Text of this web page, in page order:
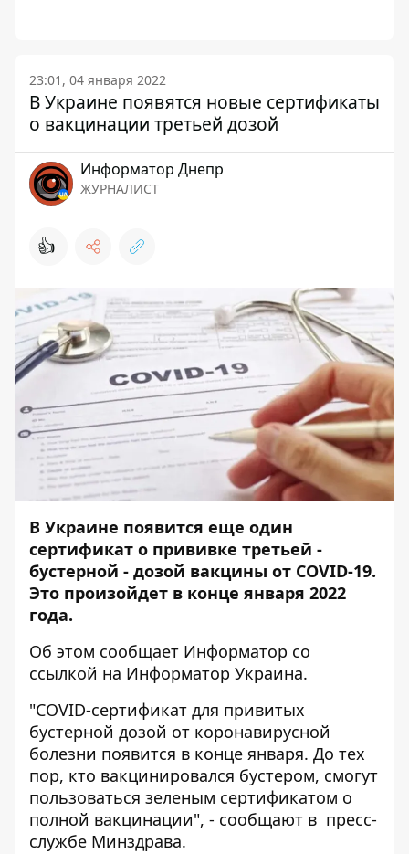
23:01, 04 января 2022
В Украине появятся новые сертификаты
о вакцинации третьей дозой
Информатор Днепр
ЖУРНАЛИСТ
👍
В Украине появится еще один
сертификат о прививке третьей -
бустерной - дозой вакцины от COVID-19.
Это произойдет в конце января 2022
года.
Об этом сообщает Информатор со
ссылкой на Информатор Украина.
"COVID-сертификат для привитых
бустерной дозой от коронавирусной
болезни появится в конце января. До тех
пор, кто вакцинировался бустером, смогут
пользоваться зеленым сертификатом о
полной вакцинации", - сообщают в пресс-
службе Минздрава.